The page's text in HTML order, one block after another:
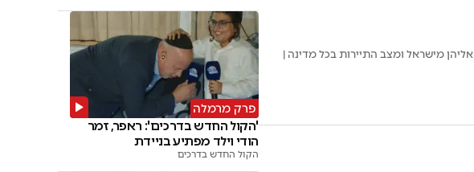
מישראל ומצב התיירות בכל מדינה |
פרק מרמלה
'הקול החדש בדרכים': ראפר, זמר
הודי וילד מפתיע בניידת
הקול החדש בדרכים